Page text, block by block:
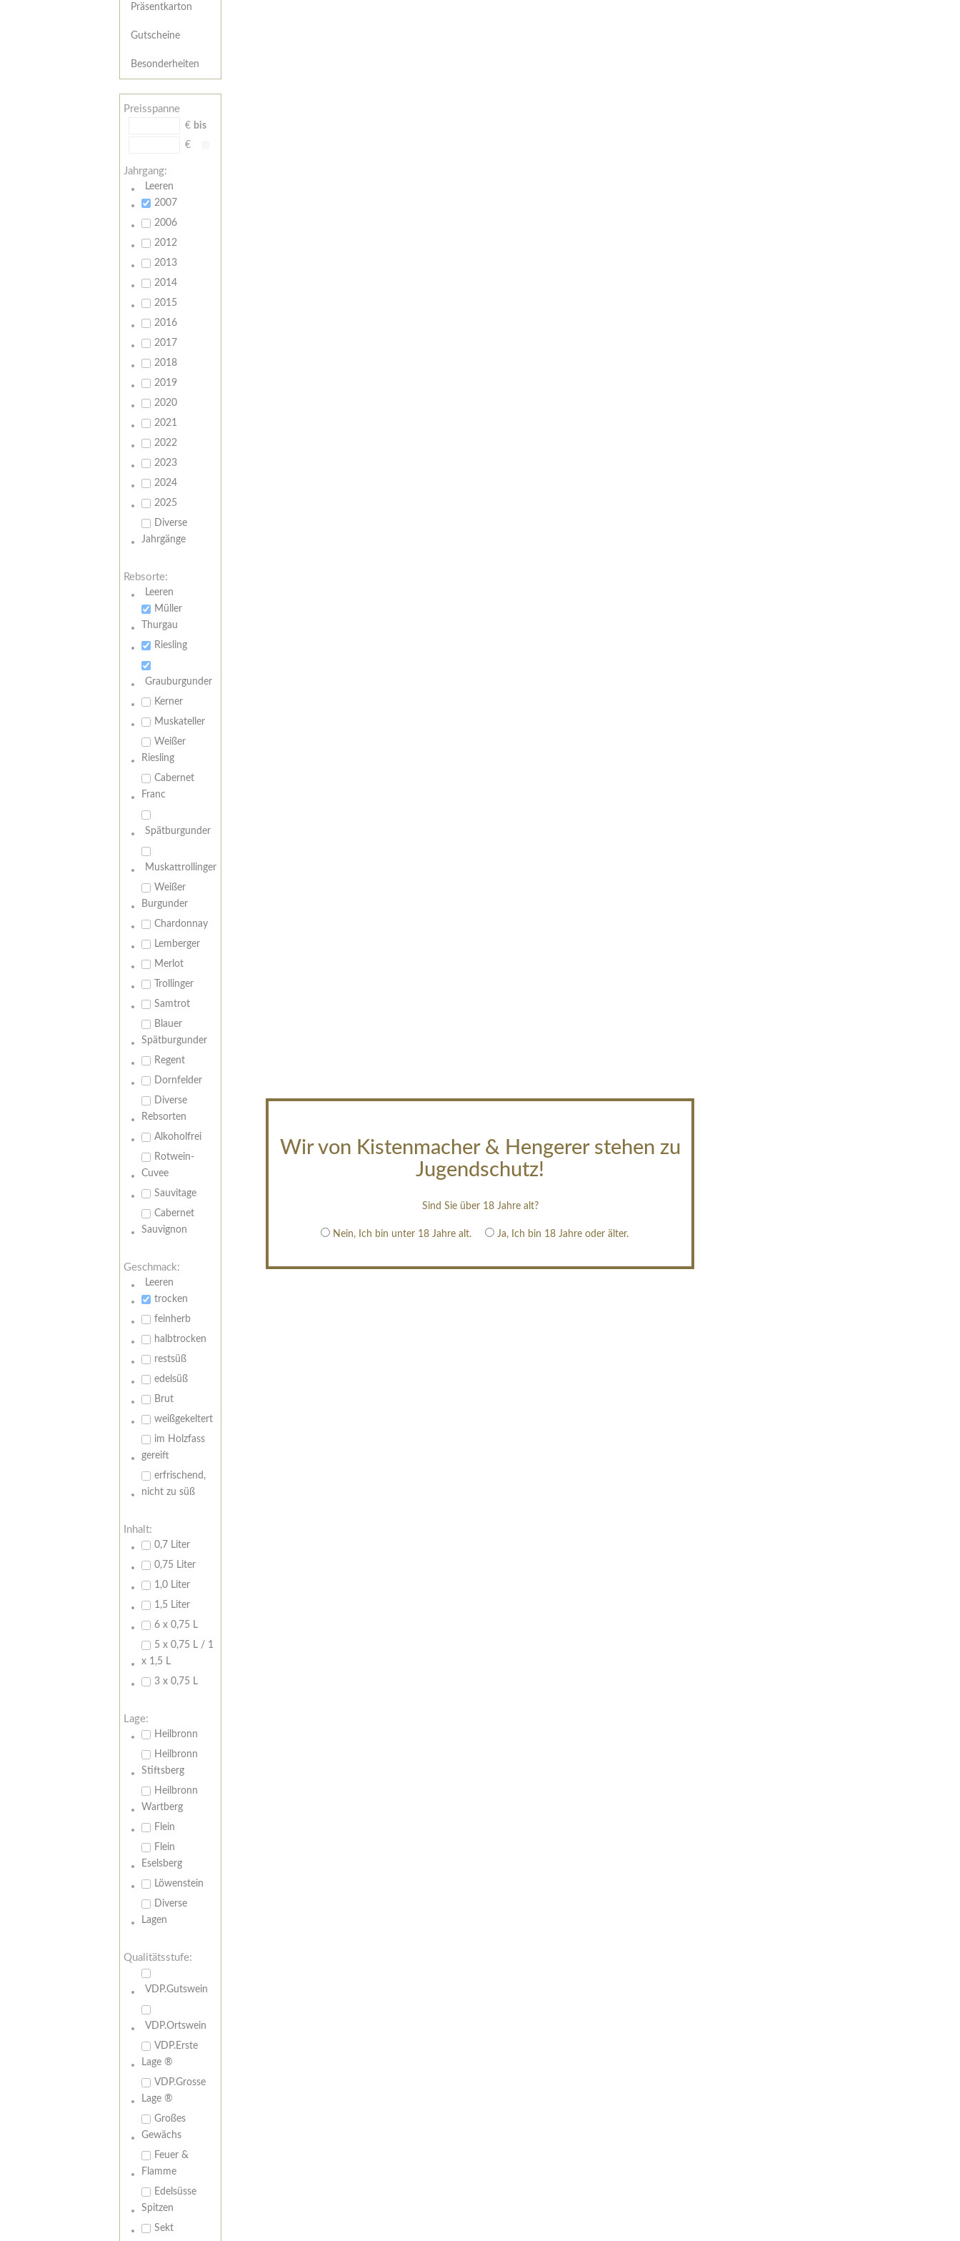
Wir von Kistenmacher & Hengerer stehen zu
Jugendschutz!
Sind Sie über 18 Jahre alt?
Nein, Ich bin unter 18 Jahre alt. Ja, Ich bin 18 Jahre oder älter.
Präsentkarton
Gutscheine
Besonderheiten
Preisspanne
€ bis
€
Jahrgang:
Leeren
2007
2006
2012
2013
2014
2015
2016
2017
2018
2019
2020
2021
2022
2023
2024
2025
Diverse
Jahrgänge
Rebsorte:
Leeren
Müller
Thurgau
Riesling
Grauburgunder
Kerner
Muskateller
Weißer
Riesling
Cabernet
Franc
Spätburgunder
Muskattrollinger
Weißer
Burgunder
Chardonnay
Lemberger
Merlot
Trollinger
Samtrot
Blauer
Spätburgunder
Regent
Dornfelder
Diverse
Rebsorten
Alkoholfrei
Rotwein-
Cuvee
Sauvitage
Cabernet
Sauvignon
Geschmack:
Leeren
trocken
feinherb
halbtrocken
restsüß
edelsüß
Brut
weißgekeltert
im Holzfass
gereift
erfrischend,
nicht zu süß
Inhalt:
0,7 Liter
0,75 Liter
1,0 Liter
1,5 Liter
6 x 0,75 L
5 x 0,75 L / 1
x 1,5 L
3 x 0,75 L
Lage:
Heilbronn
Heilbronn
Stiftsberg
Heilbronn
Wartberg
Flein
Flein
Eselsberg
Löwenstein
Diverse
Lagen
Qualitätsstufe:
VDP.Gutswein
VDP.Ortswein
VDP.Erste
Lage ®
VDP.Grosse
Lage ®
Großes
Gewächs
Feuer &
Flamme
Edelsüsse
Spitzen
Sekt